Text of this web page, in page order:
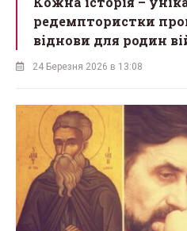
редемптористки
віднови для родин
24 Березня 2026 в 13:08